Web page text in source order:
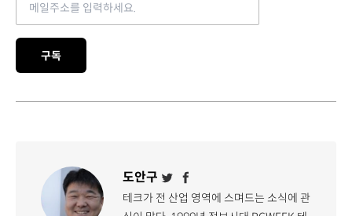
구독
도안구
테크가 전 산업 영역에 스며드는 소식에 관